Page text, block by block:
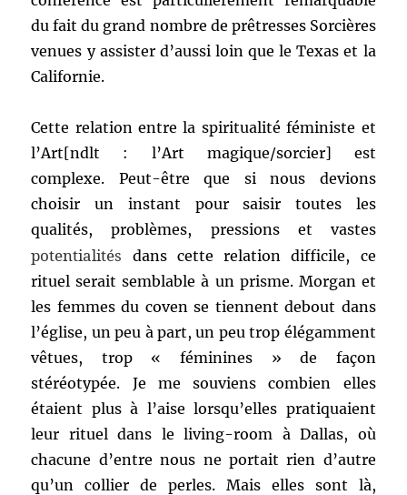
du fait du grand nombre de prêtresses Sorcières
venues y assister d’aussi loin que le Texas et la
Californie.
Cette relation entre la spiritualité féministe et
l’Art[ndlt : l’Art magique/sorcier] est
complexe. Peut-être que si nous devions
choisir un instant pour saisir toutes les
qualités, problèmes, pressions et vastes
potentialités dans cette relation difficile, ce
rituel serait semblable à un prisme. Morgan et
les femmes du coven se tiennent debout dans
l’église, un peu à part, un peu trop élégamment
vêtues, trop « féminines » de façon
stéréotypée. Je me souviens combien elles
étaient plus à l’aise lorsqu’elles pratiquaient
leur rituel dans le living-room à Dallas, où
chacune d’entre nous ne portait rien d’autre
qu’un collier de perles. Mais elles sont là,